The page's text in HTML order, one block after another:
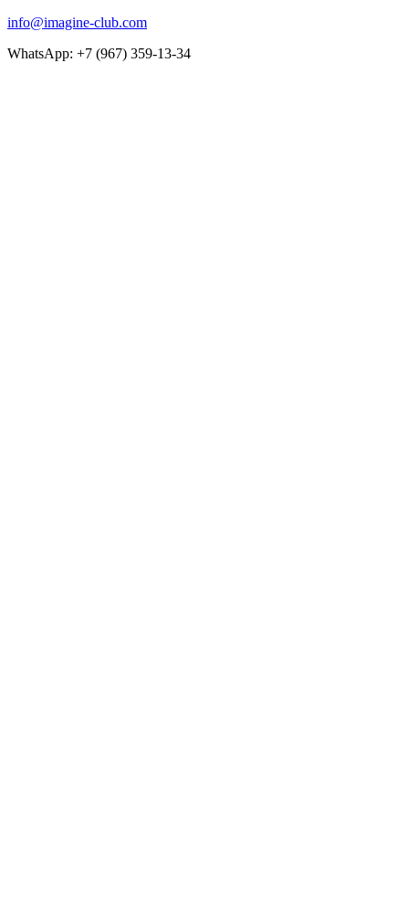
info@imagine-club.com
WhatsApp: +7 (967) 359-13-34